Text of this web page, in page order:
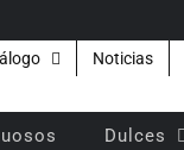
Noticias
Dulces